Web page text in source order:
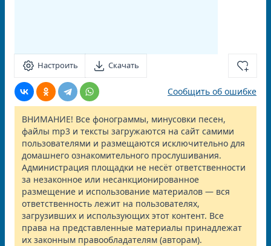
Настроить Скачать
Сообщить об ошибке
ВНИМАНИЕ! Все фонограммы, минусовки песен,
файлы mp3 и тексты загружаются на сайт самими
пользователями и размещаются исключительно для
домашнего ознакомительного прослушивания.
Администрация площадки не несёт ответственности
за незаконное или несанкционированное
размещение и использование материалов — вся
ответственность лежит на пользователях,
загрузивших и использующих этот контент. Все
права на представленные материалы принадлежат
их законным правообладателям (авторам).